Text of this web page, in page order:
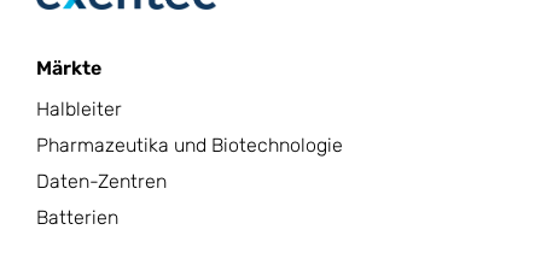
Märkte
Halbleiter
Pharmazeutika und Biotechnologie
Daten-Zentren
Batterien